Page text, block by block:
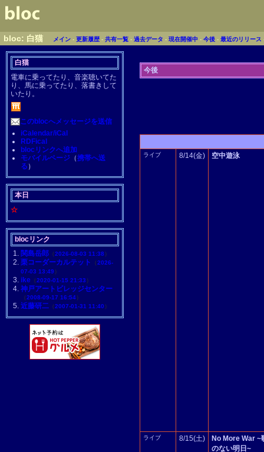
bloc: 白猫 メイン -更新履歴 -共有一覧 -過去データ -現在開催中 -今後 -最近のリリース
白猫
電車に乗ってたり、音楽聴いてた
り、馬に乗ってたり、落書きして
いたり。
このblocへメッセージを送信
iCalendar/iCal
RDFical
blocリンクへ追加
モバイルページ（携帯へ送
る ）
本日
☆
blocリンク
関島岳郎（2026-08-03 11:38 ）
栗コーダーカルテット （2026-
07-03 13:49 ）
ike（2020-01-15 21:33 ）
神戸アートビレッジセンター
（2008-09-17 16:54）
近藤研二（2007-01-31 11:40 ）
今後
ライブ 8/14(金) 空中遊泳
ライブ 8/15(土)
No More War ~
のない明日~